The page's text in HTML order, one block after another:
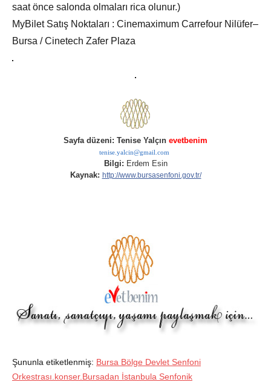
saat önce salonda olmaları rica olunur.)
MyBilet Satış Noktaları : Cinemaximum Carrefour Nilüfer–
Bursa / Cinetech Zafer Plaza
Sayfa düzeni: Tenise Yalçın evetbenim
tenise.yalcin@gmail.com
Bilgi: Erdem Esin
Kaynak: http://www.bursasenfoni.gov.tr/
Şununla etiketlenmiş: Bursa Bölge Devlet Senfoni
Orkestrası.konser.Bursadan İstanbula Senfonik